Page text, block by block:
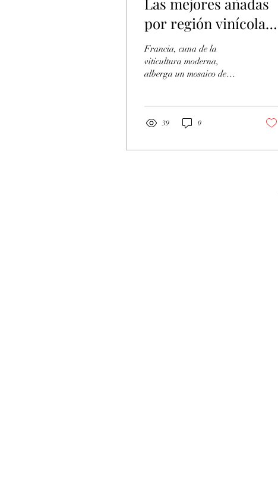
por región vinícola
de Francia: una
odisea del gusto
Francia, cuna de la
viticultura moderna,
alberga un mosaico de
39 0